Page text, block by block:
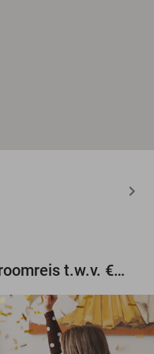
Maak gratis kans op een droomreis t.w.v. €3.000!